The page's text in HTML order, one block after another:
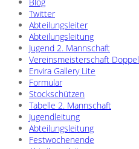
Twitter
Abteilungsleiter
Abteilungsleitung
Jugend 2. Mannschaft
Vereinsmeisterschaft Doppel
Envira Gallery Lite
Formular
Stockschützen
Tabelle 2. Mannschaft
Jugendleitung
Abteilungsleitung
Festwochenende